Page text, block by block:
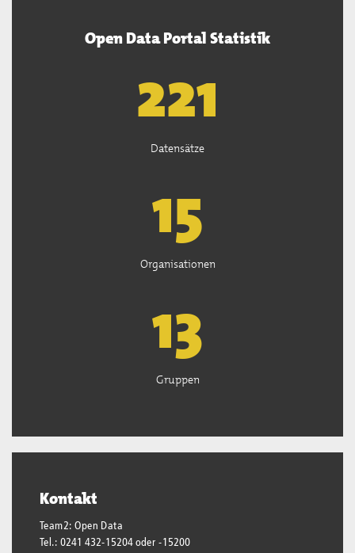
Open Data Portal Statistik
222
Datensätze
15
Organisationen
13
Gruppen
Kontakt
Team2: Open Data
Tel.: 0241 432-15204 oder -15200